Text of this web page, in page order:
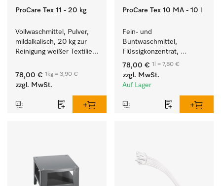
ProCare Tex 11 - 20 kg
Vollwaschmittel, Pulver,
mildalkalisch, 20 kg zur
Reinigung weißer Textilien
Buntwäsche.
78,00 € 1kg = 3,90 €
zzgl. MwSt.
ProCare Tex 10 MA - 10 l
Fein- und
Buntwaschmittel,
Flüssigkonzentrat,
mildalkalisch, 10 l zur
Reinigung von
Buntwäsche und
78,00 € 1l = 7,80 €
zzgl. MwSt.
Auf Lager